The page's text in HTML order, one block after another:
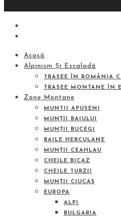
Acasă
Alpinism Și Escaladă
TRASEE ÎN ROMÂNIA
TRASEE MONTANE ÎN
Zone Montane
MUNTII APUSENI
MUNȚII BAIULUI
MUNȚII BUCEGI
BAILE HERCULANE
MUNȚII CEAHLAU
CHEILE BICAZ
CHEILE TURZII
MUNȚII CIUCAŞ
EUROPA
ALPI
BULGARIA